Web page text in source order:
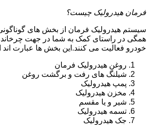
فرمان هیدرولیک چیست؟
سیستم هیدرولیک فرمان از بخش های
همگی در راستای کمک به شما در جهت
خودرو فعالیت می کنند.این بخش ها عبارت اند
روغن هیدرولیک فرمان
شیلنگ های رفت و برگشت روغن
پمپ هیدرولیک
مخزن هیدرولیک
شیر و یا مقسم
تسمه هیدرولیک
جک هیدرولیک